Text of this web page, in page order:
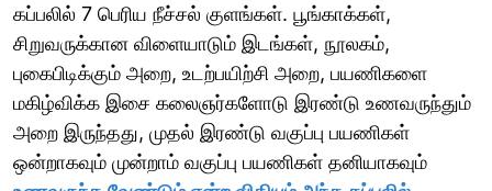
கப்பலில் 7 பெரிய நீச்சல் குளங்கள். பூங்காக்கள்,
சிறுவருக்கான விளையாடும் இடங்கள், நூலகம்,
புகைபிடிக்கும் அறை, உடற்பயிற்சி அறை, பயணிகளை
மகிழ்விக்க இசை கலைஞர்களோடு இரண்டு உணவருந்தும்
அறை இருந்தது, முதல் இரண்டு வகுப்பு பயணிகள்
ஒன்றாகவும் முன்றாம் வகுப்பு பயணிகள் தனியாகவும்